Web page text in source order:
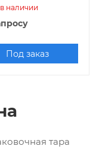
наличии
Под заказ
тара